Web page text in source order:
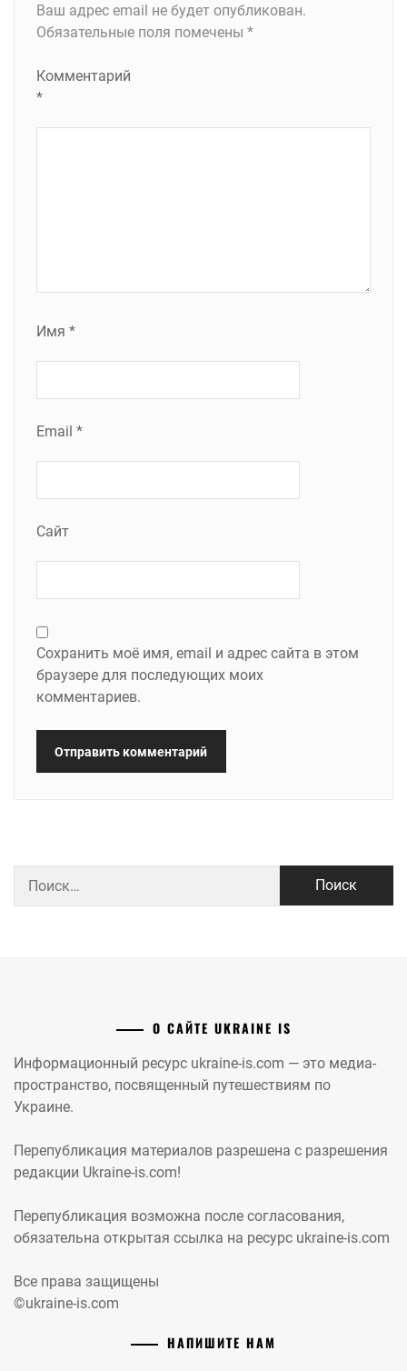
Ваш адрес email не будет опубликован.
Обязательные поля помечены *
Комментарий
*
Имя *
Email *
Сайт
Сохранить моё имя, email и адрес сайта в этом
браузере для последующих моих
комментариев.
О САЙТЕ UKRAINE IS
Информационный ресурс ukraine-is.com — это медиа-
пространство, посвященный путешествиям по
Украине.
Перепубликация материалов разрешена с разрешения
редакции Ukraine-is.com!
Перепубликация возможна после согласования,
обязательна открытая ссылка на ресурс ukraine-is.com
Все права защищены
©ukraine-is.com
НАПИШИТЕ НАМ